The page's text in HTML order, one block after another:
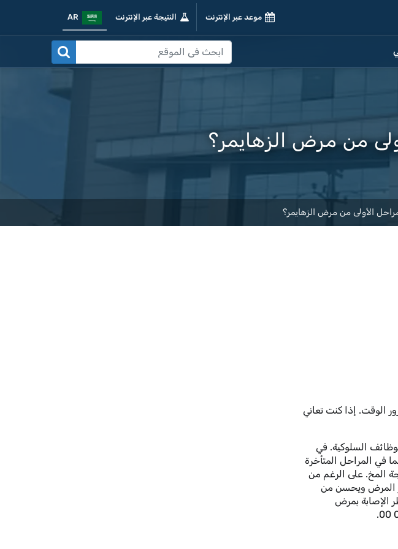
موعد عبر الإنترنت النتيجة عبر الإنترنت
من مرض الزهايمر؟
الأولى من مرض الزهايمر؟
الوقت. إذا كنت تعاني
السلوكية. في
في المراحل المتأخرة
المخ. على الرغم من
المرض ويحسن من
الإصابة بمرض